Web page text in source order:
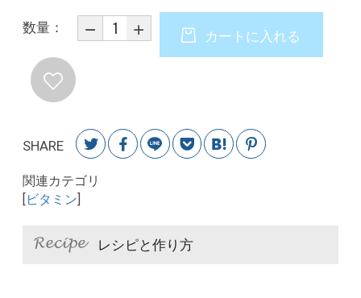
数量：
カートに入れる
SHARE
関連カテゴリ
ビタミン
レシピと作り方